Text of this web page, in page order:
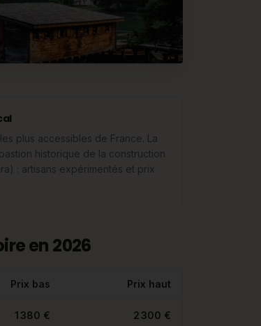
plus accessibles de France. La
historique de la construction
: artisans expérimentés et prix
en 2026
Prix bas Prix haut
1 380 € 2 300 €